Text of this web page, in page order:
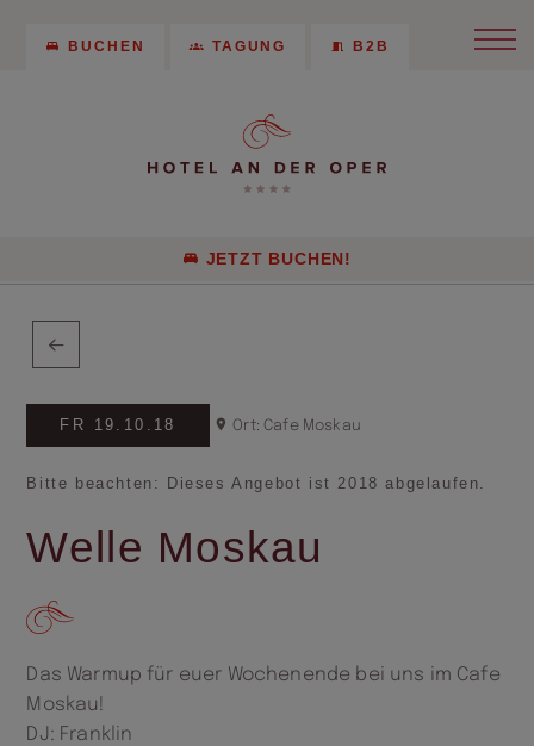
BUCHEN TAGUNG B2B
JETZT BUCHEN!
FR 19.10.18 Ort: Cafe Moskau
Bitte beachten: Dieses Angebot ist 2018 abgelaufen.
Welle Moskau
Das Warmup für euer Wochenende bei uns im Cafe
Moskau!
DJ: Franklin